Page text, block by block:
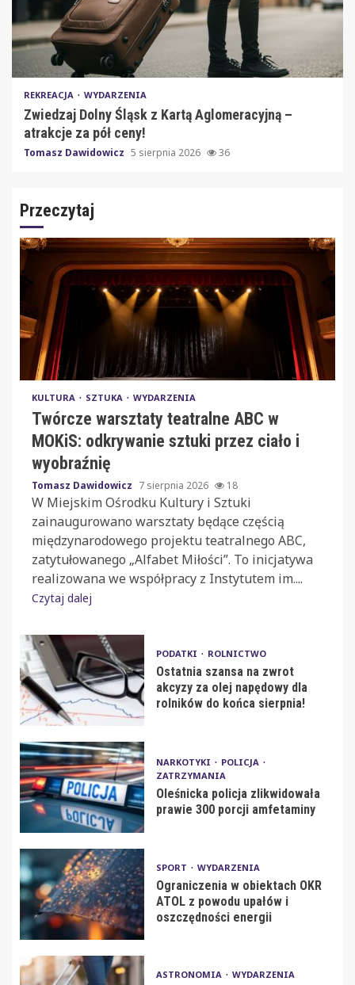
REKREACJA WYDARZENIA
Zwiedzaj Dolny Śląsk z Kartą Aglomeracyjną –
atrakcje za pół ceny!
Tomasz Dawidowicz 5 sierpnia 2026 36
Przeczytaj
KULTURA SZTUKA WYDARZENIA
Twórcze warsztaty teatralne ABC w
MOKiS: odkrywanie sztuki przez ciało i
wyobraźnię
Tomasz Dawidowicz 7 sierpnia 2026 18
W Miejskim Ośrodku Kultury i Sztuki
zainaugurowano warsztaty będące częścią
międzynarodowego projektu teatralnego ABC,
zatytułowanego „Alfabet Miłości”. To inicjatywa
realizowana we współpracy z Instytutem im....
Czytaj dalej
PODATKI ROLNICTWO
Ostatnia szansa na zwrot
akcyzy za olej napędowy dla
rolników do końca sierpnia!
NARKOTYKI
POLICJA
ZATRZYMANIA
Oleśnicka policja zlikwidowała
prawie 300 porcji amfetaminy
SPORT WYDARZENIA
Ograniczenia w obiektach OKR
ATOL z powodu upałów i
oszczędności energii
ASTRONOMIA WYDARZENIA